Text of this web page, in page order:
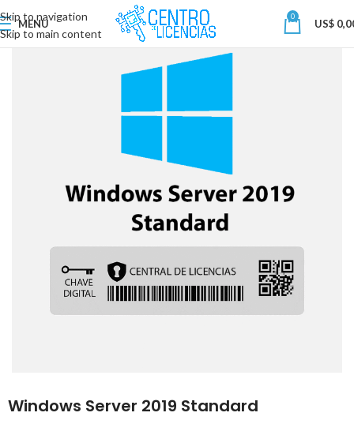
Skip to navigation
Skip to main content
MENU
0
US$
Windows Server 2019 Standard